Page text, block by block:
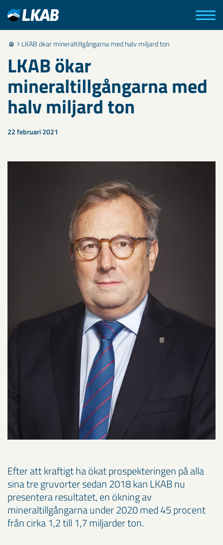
LKAB ökar mineraltillgångarna med halv miljard ton
LKAB ökar
mineraltillgångarna med
halv miljard ton
22 februari 2021
Efter att kraftigt ha ökat prospekteringen på alla
sina tre gruvorter sedan 2018 kan LKAB nu
presentera resultatet, en ökning av
mineraltillgångarna under 2020 med 45 procent
från cirka 1,2 till 1,7 miljarder ton.